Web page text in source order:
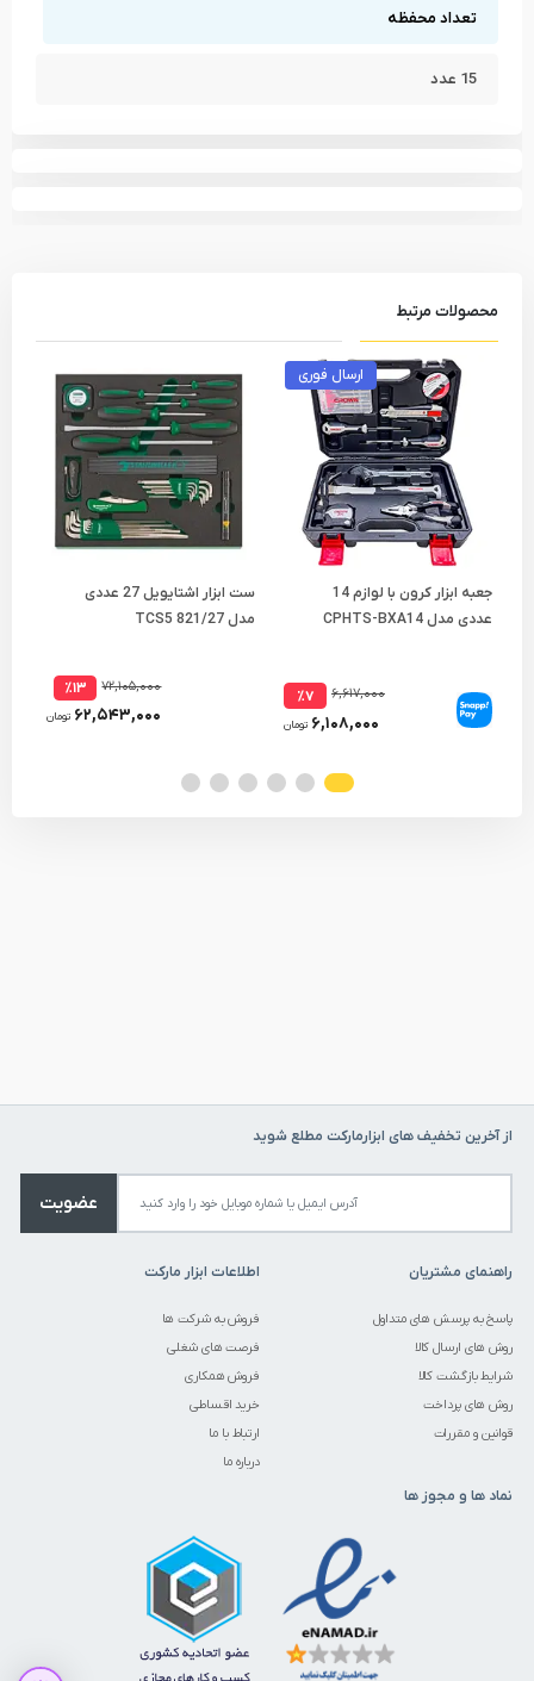
تعداد محفظه
15 عدد
محصولات مرتبط
ارسال فوری
جعبه ابزار کرون با لوازم 14
عددی مدل CPHTS-BXA14
۶,۶۱۷,۰۰۰ ٪۷
۶,۱۰۸,۰۰۰ تومان
ست ابزار اشتایویل 27 عددی
مدل TCS5 821/27
۷۲,۱۰۵,۰۰۰ ٪۱۳
۶۲,۵۴۳,۰۰۰ تومان
از آخرین تخفیف های ابزارمارکت مطلع شوید
عضویت
راهنمای مشتریان
پاسخ به پرسش های متداول
روش های ارسال کالا
شرایط بازگشت کالا
روش های پرداخت
قوانین و مقررات
اطلاعات ابزار مارکت
فروش به شرکت ها
فرصت های شغلی
فروش همکاری
خرید اقساطی
ارتباط با ما
درباره ما
نماد ها و مجوز ها
متاسفانه این کالا در حال حاضر موجود نیست